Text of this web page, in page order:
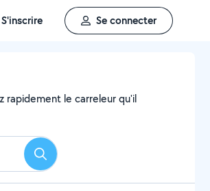
S'inscrire Se connecter
rapidement le carreleur qu'il
Rechercher